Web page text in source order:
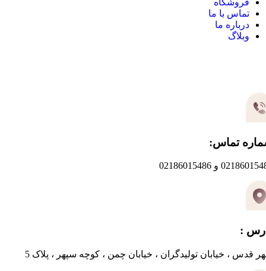
فروشگاه
تماس با ما
درباره ما
وبلاگ
تماس:
و 02186015486
:
قدس ، خیابان تولیدگران ، خیابان چمن ، کوچه سپهر ، پلاک 5